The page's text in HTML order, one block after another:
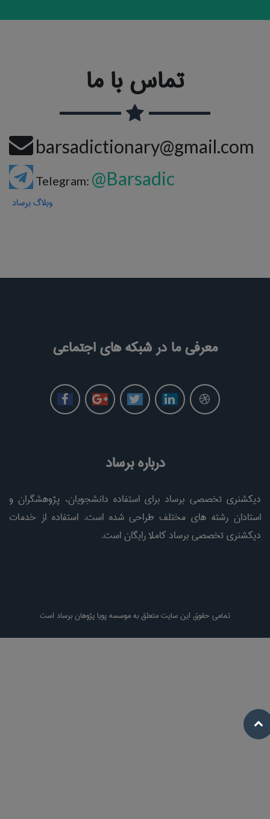
تماس با ما
barsadictionary@gmail.com
Telegram: @Barsadic
وبلاگ برساد
معرفی ما در شبکه های اجتماعی
درباره برساد
دیکشنری تخصصی برساد برای استفاده دانشجویان، پژوهشگران و
استادان رشته های مختلف طراحی شده است. استفاده از خدمات
دیکشنری تخصصی برساد کاملا رایگان است.
تمامی حقوق این سایت متعلق به موسسه پویا پژوهان برساد است